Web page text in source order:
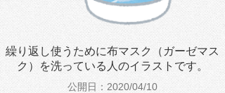
繰り返し使うために布マスク（ガーゼマス
ク）を洗っている人のイラストです。
公開日：2020/04/10